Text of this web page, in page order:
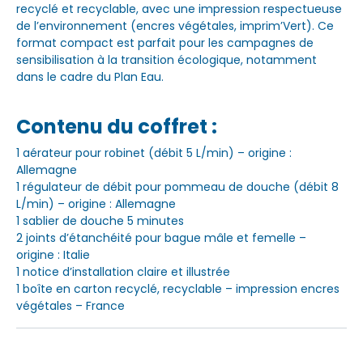
recyclé et recyclable, avec une impression respectueuse
de l’environnement (encres végétales, imprim’Vert). Ce
format compact est parfait pour les campagnes de
sensibilisation à la transition écologique, notamment
dans le cadre du Plan Eau.
Contenu du coffret :
1 aérateur pour robinet (débit 5 L/min) – origine :
Allemagne
1 régulateur de débit pour pommeau de douche (débit 8
L/min) – origine : Allemagne
1 sablier de douche 5 minutes
2 joints d’étanchéité pour bague mâle et femelle –
origine : Italie
1 notice d’installation claire et illustrée
1 boîte en carton recyclé, recyclable – impression encres
végétales – France